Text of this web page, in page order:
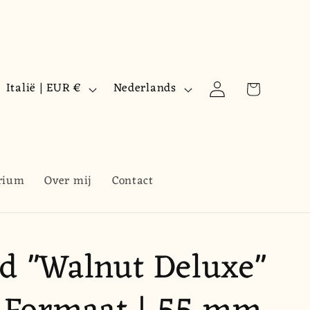
Over mij Contact
L Italië | EUR € TNederlands InloggenWinkelwagen
"Walnut Deluxe"